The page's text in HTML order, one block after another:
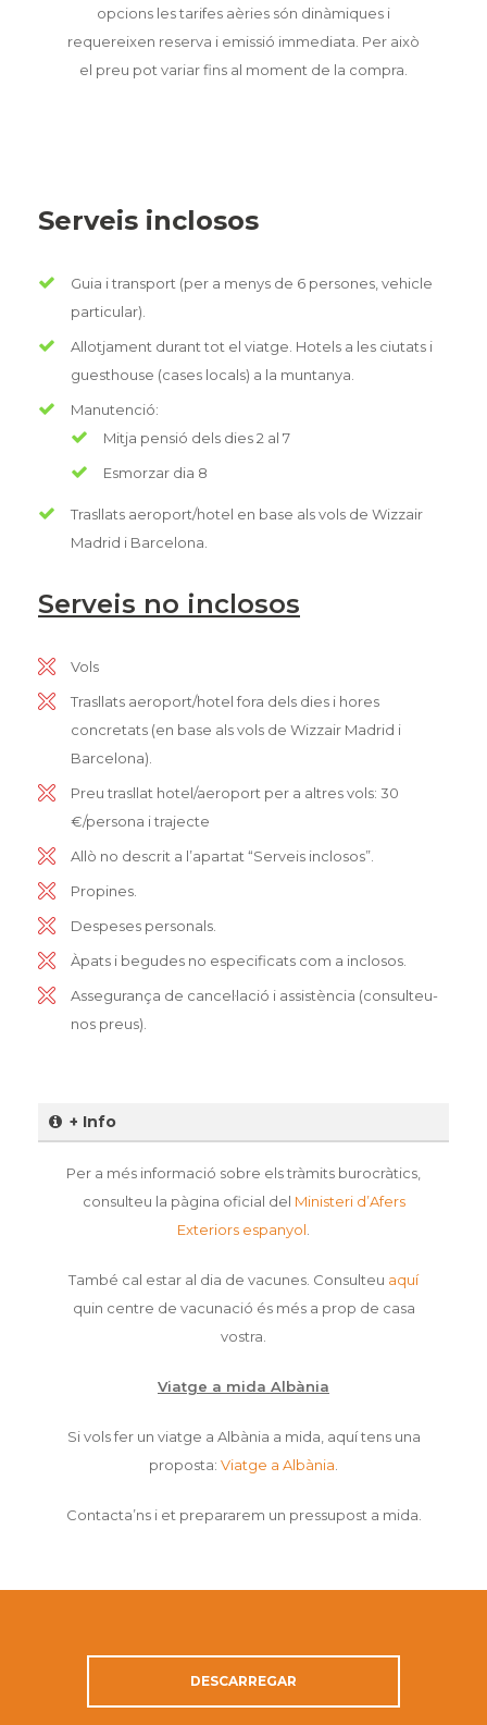
opcions les tarifes aèries són dinàmiques i
requereixen reserva i emissió immediata. Per això
el preu pot variar fins al moment de la compra.
Serveis inclosos
Guia i transport (per a menys de 6 persones, vehicle
particular).
Allotjament durant tot el viatge. Hotels a les ciutats i
guesthouse (cases locals) a la muntanya.
Manutenció:
Mitja pensió dels dies 2 al 7
Esmorzar dia 8
Trasllats aeroport/hotel en base als vols de Wizzair
Madrid i Barcelona.
Serveis no inclosos
Vols
Trasllats aeroport/hotel fora dels dies i hores
concretats (en base als vols de Wizzair Madrid i
Barcelona).
Preu trasllat hotel/aeroport per a altres vols: 30
€/persona i trajecte
Allò no descrit a l’apartat “Serveis inclosos”.
Propines.
Despeses personals.
Àpats i begudes no especificats com a inclosos.
Assegurança de cancel·lació i assistència (consulteu-
nos preus).
+ Info
Per a més informació sobre els tràmits burocràtics,
consulteu la pàgina oficial del Ministeri d’Afers
Exteriors espanyol
També cal estar al dia de vacunes. Consulteu aquí
quin centre de vacunació és més a prop de casa
vostra.
Viatge a mida Albània
Si vols fer un viatge a Albània a mida, aquí tens una
proposta: Viatge a Albània
Contacta’ns i et prepararem un pressupost a mida.
DESCARREGAR